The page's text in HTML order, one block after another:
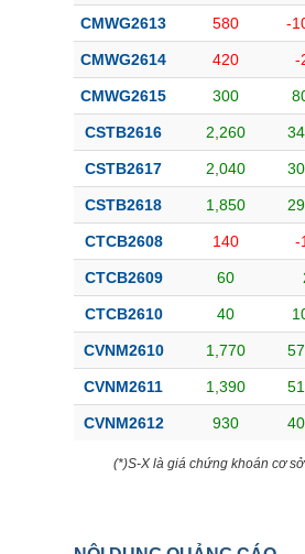
CMWG2613 580 -
CMWG2614 420 -
CMWG2615 300
CSTB2616 2,260
CSTB2617 2,040
CSTB2618 1,850
CTCB2608 140 -
CTCB2609 60
CTCB2610 40
CVNM2610 1,770
CVNM2611 1,390
CVNM2612 930
(*)S-X là giá chứng khoán cơ